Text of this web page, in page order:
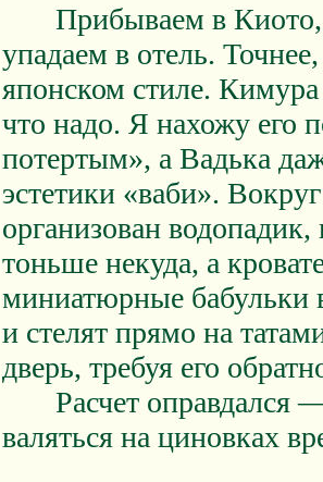
Прибываем в Киото,
упадаем в отель.
японском стиле.
что надо. Я нахожу его
потертым», а Вадька
эстетики «ваби».
организован
тоньше некуда, а
миниатюрные бабульки
и стелят прямо на
дверь, требуя его
Расчет оправдался
валяться на циновках